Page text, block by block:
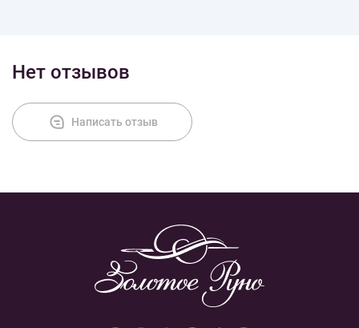
Нет отзывов
Написать отзыв